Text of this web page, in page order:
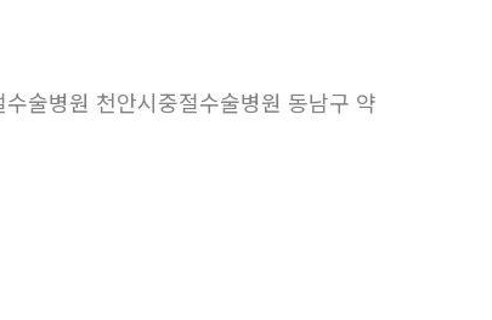
술병원 천안시중절수술병원 동남구 약